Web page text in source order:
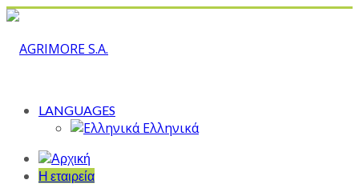
LANGUAGES
Ελληνικά
Η εταιρεία